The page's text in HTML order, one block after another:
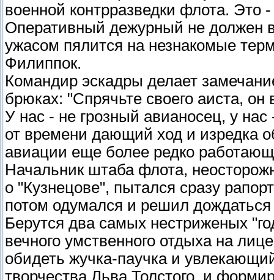
военной контрразведки флота. Это
Оперативный дежурный не должен
ужасом пялится на незнакомые
Филиппок.
Командир эскадры делает
брюках: "Спрячьте своего аиста,
У нас - не грозный авианосец, у
от времени дающий ход и изредка
авиации еще более редко
Начальник штаба флота,
о "Кузнецове", пытался сразу
потом одумался и решил
Берутся два самых нестриженых
вечного умственного отдыха на
обидеть жучка-паучка и
творчества Льва Толстого, и